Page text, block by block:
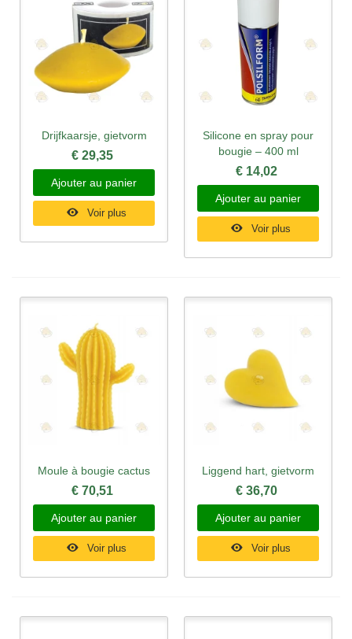
Drijfkaarsje, gietvorm
€ 29,35
Ajouter au panier
Voir plus
Silicone en spray pour
bougie – 400 ml
€ 14,02
Ajouter au panier
Voir plus
Moule à bougie cactus
€ 70,51
Ajouter au panier
Voir plus
Liggend hart, gietvorm
€ 36,70
Ajouter au panier
Voir plus